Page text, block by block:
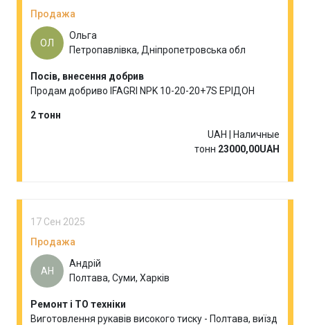
Продажа
ОЛ
Ольга
Петропавлівка, Дніпропетровська обл
Посів, внесення добрив
Продам добриво IFAGRI NPK 10-20-20+7S ЕРІДОН
2 тонн
UAH | Наличные
тонн 23000,00UAH
17 Сен 2025
Продажа
АН
Андрій
Полтава, Суми, Харків
Ремонт і ТО техніки
Виготовлення рукавів високого тиску - Полтава, виїзд